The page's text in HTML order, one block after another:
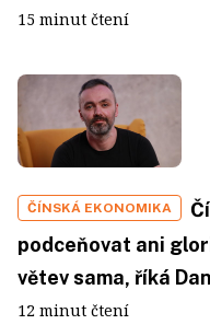
15 minut čtení
ČÍNSKÁ EKONOMIKA
podceňovat ani
větev sama, říká
12 minut čtení